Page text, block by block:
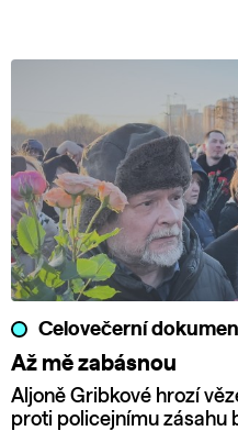
Celovečerní
Až mě zabásnou
Aljoně Gribkové hrozí
proti policejnímu zásahu